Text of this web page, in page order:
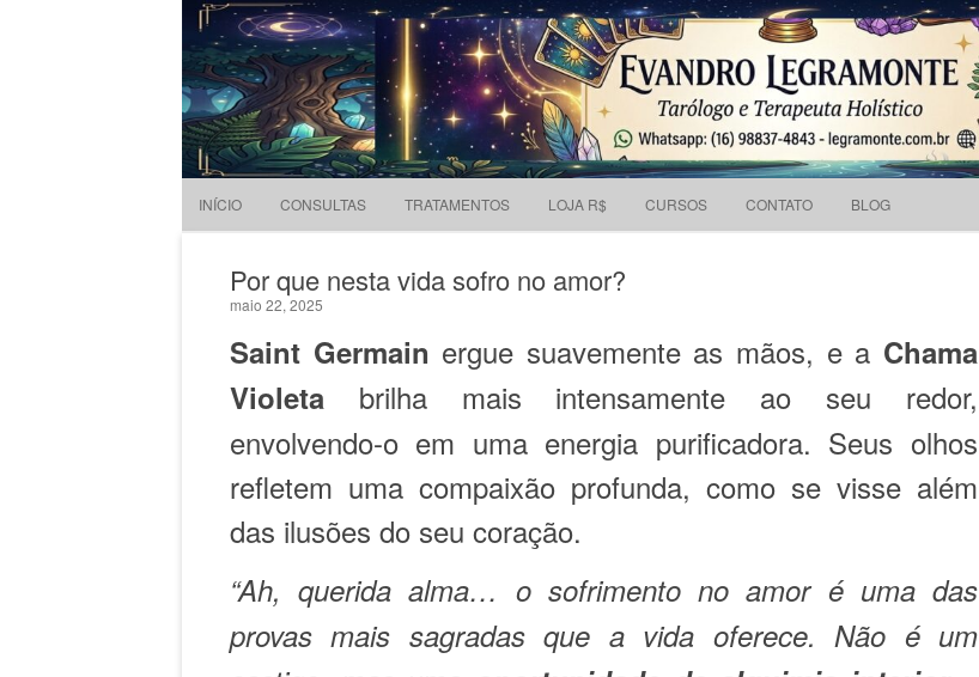
Evandro Legramonte Terapeuta holístico e Tarólogo.
Pesquisar
por:
INÍCIO CONSULTAS TRATAMENTOS LOJA R$ CURSOS CONTATO BLOG
Por que nesta vida sofro no amor?
maio 22, 2025
Saint Germain ergue suavemente as mãos, e a Chama
Violeta brilha mais intensamente ao seu redor,
envolvendo-o em uma energia purificadora. Seus olhos
refletem uma compaixão profunda, como se visse além
das ilusões do seu coração.
“Ah, querida alma… o sofrimento no amor é uma das
provas mais sagradas que a vida oferece. Não é um